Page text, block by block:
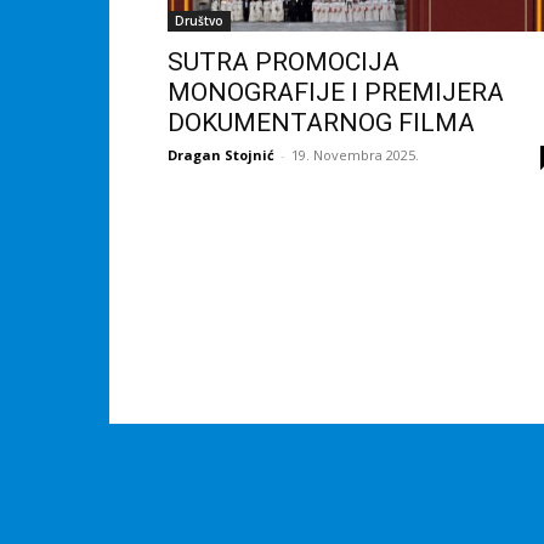
Društvo
SUTRA PROMOCIJA
MONOGRAFIJE I PREMIJERA
DOKUMENTARNOG FILMA
Dragan Stojnić - 19. Novembra 2025.